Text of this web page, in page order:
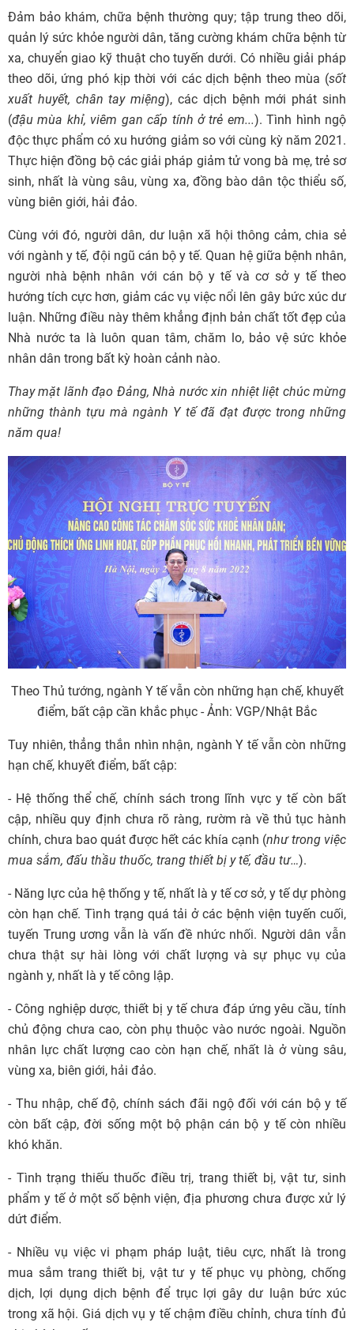
Đảm bảo khám, chữa bệnh thường quy; tập trung theo dõi,
quản lý sức khỏe người dân, tăng cường khám chữa bệnh từ
xa, chuyển giao kỹ thuật cho tuyến dưới. Có nhiều giải pháp
theo dõi, ứng phó kịp thời với các dịch bệnh theo mùa (sốt
xuất huyết, chân tay miệng), các dịch bệnh mới phát sinh
(đậu mùa khỉ, viêm gan cấp tính ở trẻ em...). Tình hình ngộ
độc thực phẩm có xu hướng giảm so với cùng kỳ năm 2021.
Thực hiện đồng bộ các giải pháp giảm tử vong bà mẹ, trẻ sơ
sinh, nhất là vùng sâu, vùng xa, đồng bào dân tộc thiểu số,
vùng biên giới, hải đảo.
Cùng với đó, người dân, dư luận xã hội thông cảm, chia sẻ
với ngành y tế, đội ngũ cán bộ y tế. Quan hệ giữa bệnh nhân,
người nhà bệnh nhân với cán bộ y tế và cơ sở y tế theo
hướng tích cực hơn, giảm các vụ việc nổi lên gây bức xúc dư
luận. Những điều này thêm khẳng định bản chất tốt đẹp của
Nhà nước ta là luôn quan tâm, chăm lo, bảo vệ sức khỏe
nhân dân trong bất kỳ hoàn cảnh nào.
Thay mặt lãnh đạo Đảng, Nhà nước xin nhiệt liệt chúc mừng
những thành tựu mà ngành Y tế đã đạt được trong những
năm qua!
Theo Thủ tướng, ngành Y tế vẫn còn những hạn chế, khuyết
điểm, bất cập cần khắc phục - Ảnh: VGP/Nhật Bắc
Tuy nhiên, thẳng thắn nhìn nhận, ngành Y tế vẫn còn những
hạn chế, khuyết điểm, bất cập:
- Hệ thống thể chế, chính sách trong lĩnh vực y tế còn bất
cập, nhiều quy định chưa rõ ràng, rườm rà về thủ tục hành
chính, chưa bao quát được hết các khía cạnh (như trong việc
mua sắm, đấu thầu thuốc, trang thiết bị y tế, đầu tư…).
- Năng lực của hệ thống y tế, nhất là y tế cơ sở, y tế dự phòng
còn hạn chế. Tình trạng quá tải ở các bệnh viện tuyến cuối,
tuyến Trung ương vẫn là vấn đề nhức nhối. Người dân vẫn
chưa thật sự hài lòng với chất lượng và sự phục vụ của
ngành y, nhất là y tế công lập.
- Công nghiệp dược, thiết bị y tế chưa đáp ứng yêu cầu, tính
chủ động chưa cao, còn phụ thuộc vào nước ngoài. Nguồn
nhân lực chất lượng cao còn hạn chế, nhất là ở vùng sâu,
vùng xa, biên giới, hải đảo.
- Thu nhập, chế độ, chính sách đãi ngộ đối với cán bộ y tế
còn bất cập, đời sống một bộ phận cán bộ y tế còn nhiều
khó khăn.
- Tình trạng thiếu thuốc điều trị, trang thiết bị, vật tư, sinh
phẩm y tế ở một số bệnh viện, địa phương chưa được xử lý
dứt điểm.
- Nhiều vụ việc vi phạm pháp luật, tiêu cực, nhất là trong
mua sắm trang thiết bị, vật tư y tế phục vụ phòng, chống
dịch, lợi dụng dịch bệnh để trục lợi gây dư luận bức xúc
trong xã hội. Giá dịch vụ y tế chậm điều chỉnh, chưa tính đủ